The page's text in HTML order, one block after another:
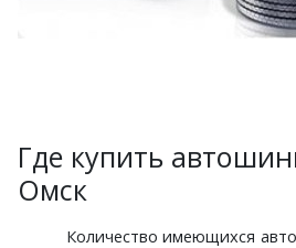
Где купить
Омск
Количество имеющихся